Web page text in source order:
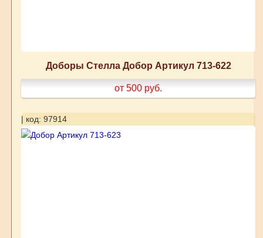
Доборы Стелла Добор Артикул 713-622
от 500 руб.
| код: 97914